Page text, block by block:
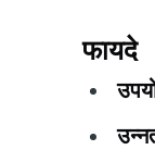
फायदे